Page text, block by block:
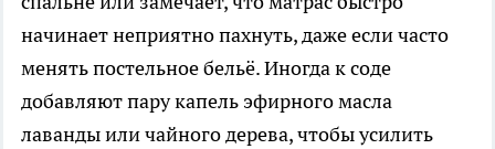
начинает неприятно пахнуть, даже если часто
менять постельное бельё. Иногда к соде
добавляют пару капель эфирного масла
лаванды или чайного дерева, чтобы усилить